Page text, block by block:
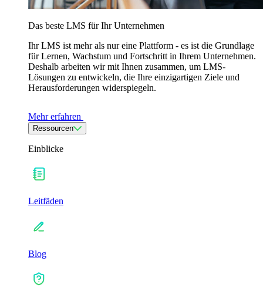
Das beste LMS für Ihr Unternehmen
Ihr LMS ist mehr als nur eine Plattform - es ist die Grundlage
für Lernen, Wachstum und Fortschritt in Ihrem Unternehmen.
Deshalb arbeiten wir mit Ihnen zusammen, um LMS-
Lösungen zu entwickeln, die Ihre einzigartigen Ziele und
Herausforderungen widerspiegeln.
Mehr erfahren
Ressourcen
Einblicke
Leitfäden
Blog